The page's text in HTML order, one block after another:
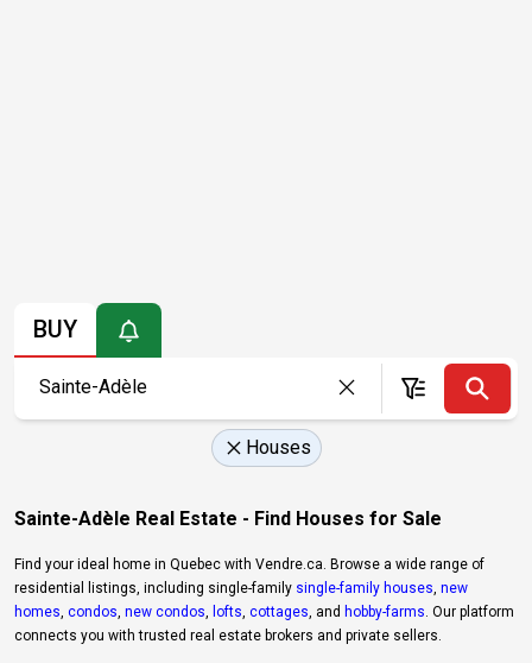
BUY
Houses
Sainte-Adèle Real Estate - Find Houses for Sale
Find your ideal home in Quebec with Vendre.ca. Browse a wide range of
residential listings, including single-family single-family houses new
homes condos new condos lofts cottages , and hobby-farms . Our platform
connects you with trusted real estate brokers and private sellers.